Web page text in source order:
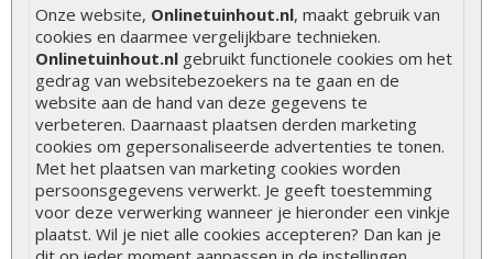
Onze website, Onlinetuinhout.nl, maakt gebruik van
cookies en daarmee vergelijkbare technieken.
Onlinetuinhout.nl gebruikt functionele cookies om het
gedrag van websitebezoekers na te gaan en de
website aan de hand van deze gegevens te
verbeteren. Daarnaast plaatsen derden marketing
cookies om gepersonaliseerde advertenties te tonen.
Met het plaatsen van marketing cookies worden
persoonsgegevens verwerkt. Je geeft toestemming
voor deze verwerking wanneer je hieronder een vinkje
plaatst. Wil je niet alle cookies accepteren? Dan kan je
Hoe schutting plaatsen
De 9 beste tuinschermen van Onlinetuinhout.nl
Stijlvolle houtsoorten voor in de tuin
Duurzame tuin
Welke palen voor een schapenhek
Alle populaire categorieën
Tuinhout
Tuindeuren